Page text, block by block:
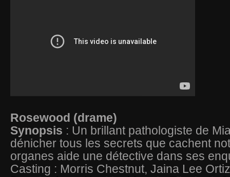
Rosewood (drame)
Synopsis : Un brillant pathologiste de
dénicher tous les secrets que cachent
organes aide une détective dans ses
Casting : Morris Chestnut, Jaina Lee